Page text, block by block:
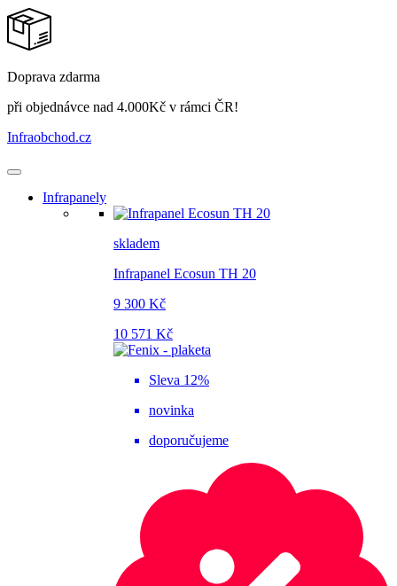
Doprava zdarma
při objednávce nad 4.000Kč v rámci ČR!
Infraobchod.cz
Infrapanely
skladem
Infrapanel Ecosun TH 20
9 300 Kč
10 571 Kč
Sleva 12%
novinka
doporučujeme